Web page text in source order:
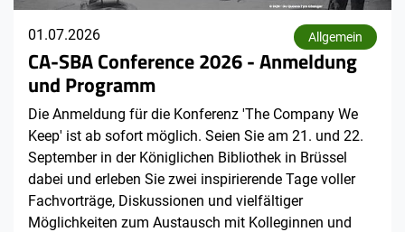
01.07.2026 Allgemein
CA-SBA Conference 2026 - Anmeldung
und Programm
Die Anmeldung für die Konferenz 'The Company We
Keep' ist ab sofort möglich. Seien Sie am 21. und 22.
September in der Königlichen Bibliothek in Brüssel
dabei und erleben Sie zwei inspirierende Tage voller
Fachvorträge, Diskussionen und vielfältiger
Möglichkeiten zum Austausch mit Kolleginnen und